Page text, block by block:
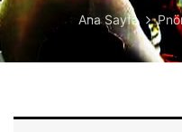
Ana Sayfa